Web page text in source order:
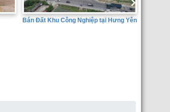
Bán Đất Khu Công Nghiệp tại Hưng Yên